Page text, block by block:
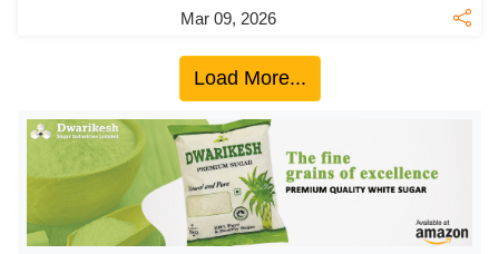
वि
शे
ष
रा
Mar 09, 2026
Load More...